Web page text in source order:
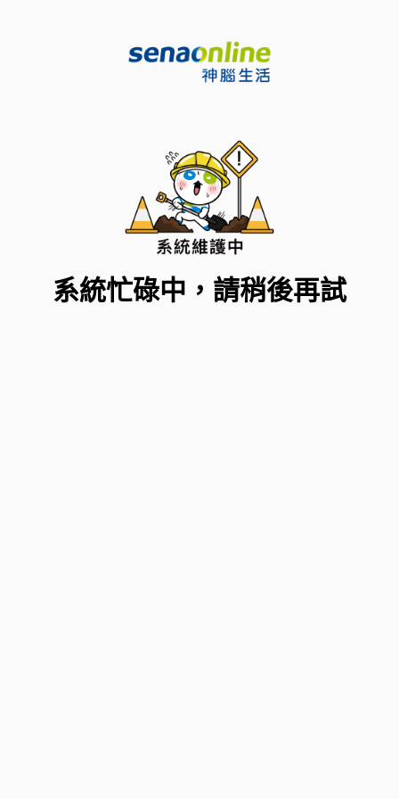
系統忙碌中，請稍後再試